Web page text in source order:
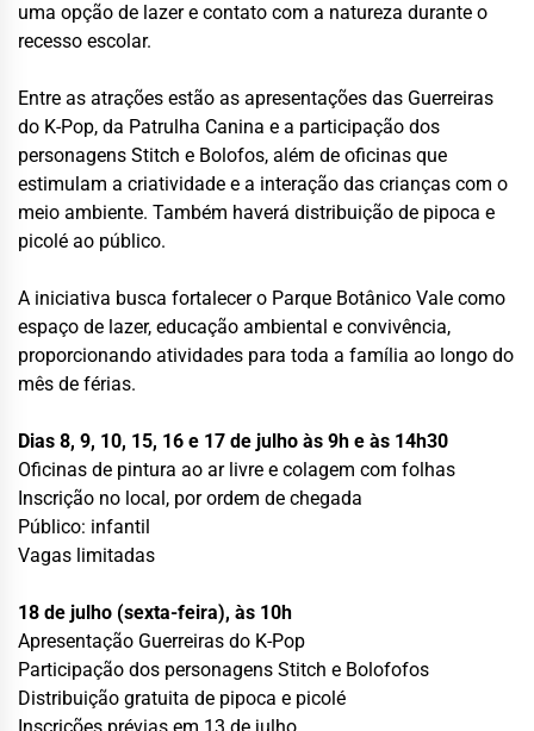
uma opção de lazer e contato com a natureza durante o
recesso escolar.
Entre as atrações estão as apresentações das Guerreiras
do K-Pop, da Patrulha Canina e a participação dos
personagens Stitch e Bolofos, além de oficinas que
estimulam a criatividade e a interação das crianças com o
meio ambiente. Também haverá distribuição de pipoca e
picolé ao público.
A iniciativa busca fortalecer o Parque Botânico Vale como
espaço de lazer, educação ambiental e convivência,
proporcionando atividades para toda a família ao longo do
mês de férias.
Dias 8, 9, 10, 15, 16 e 17 de julho às 9h e às 14h30
Oficinas de pintura ao ar livre e colagem com folhas
Inscrição no local, por ordem de chegada
Público: infantil
Vagas limitadas
18 de julho (sexta-feira), às 10h
Apresentação Guerreiras do K-Pop
Participação dos personagens Stitch e Bolofofos
Distribuição gratuita de pipoca e picolé